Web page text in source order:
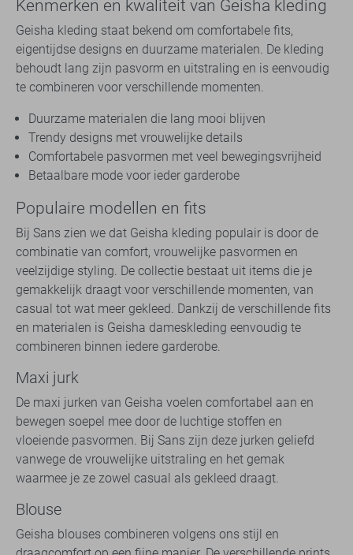
Kenmerken en kwaliteit van Geisha kleding
Geisha kleding staat bekend om comfortabele fits,
eigentijdse designs en duurzame materialen. De kleding
behoudt lang zijn pasvorm en uitstraling en is eenvoudig
te combineren voor verschillende momenten.
Duurzame materialen die lang mooi blijven
Trendy designs met vrouwelijke details
Comfortabele pasvormen met veel bewegingsvrijheid
Betaalbare mode voor ieder garderobe
Populaire modellen en fits
Bij Sans zien we dat Geisha kleding populair is door de
combinatie van comfort, vrouwelijke pasvormen en
veelzijdige styling. De collectie bestaat uit items die je
gemakkelijk draagt voor verschillende momenten, van
casual tot wat meer gekleed. Dankzij de verschillende fits
en materialen is Geisha dameskleding eenvoudig te
combineren binnen iedere garderobe.
Maxi jurk
De maxi jurken van Geisha voelen comfortabel aan en
bewegen soepel mee door de luchtige stoffen en
vloeiende pasvormen. Bij Sans zijn deze jurken geliefd
vanwege de vrouwelijke uitstraling en het gemak
waarmee je ze zowel casual als gekleed draagt.
Blouse
Geisha blouses combineren volgens ons stijl en